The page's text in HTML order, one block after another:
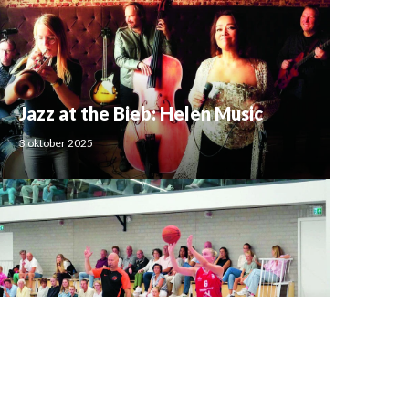
Jazz at the Bieb: Helen Music
3 oktober 2025